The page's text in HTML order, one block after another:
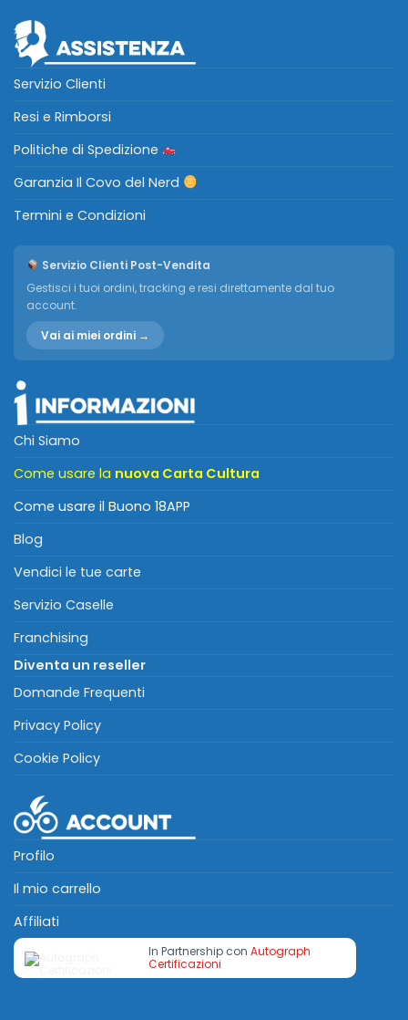
Servizio Clienti
Resi e Rimborsi
Politiche di Spedizione
Garanzia Il Covo del Nerd
Termini e Condizioni
Servizio Clienti Post-Vendita
Gestisci i tuoi ordini, tracking e resi direttamente dal tuo
account.
Vai ai miei ordini →
Chi Siamo
Come usare la nuova Carta Cultura
Come usare il Buono 18APP
Blog
Vendici le tue carte
Servizio Caselle
Franchising
Diventa un reseller
Domande Frequenti
Privacy Policy
Cookie Policy
Profilo
Il mio carrello
Affiliati
In Partnership con Autograph
Certificazioni